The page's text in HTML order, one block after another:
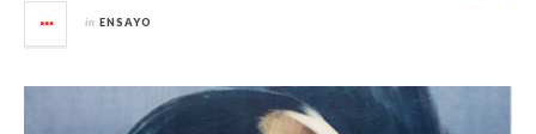
in ENSAYO